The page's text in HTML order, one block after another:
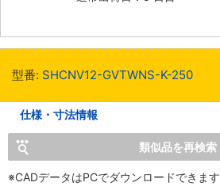
型番: SHCNV12-GVTWNS-K-250
仕様・寸法情報
類似品を再検索
※CADデータはPCでダウンロードできます